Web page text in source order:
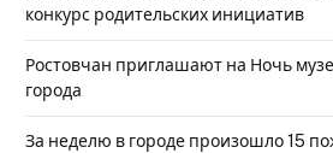
конкурс родительских инициатив
Ростовчан приглашают на Ночь
города
За неделю в городе произошло 15